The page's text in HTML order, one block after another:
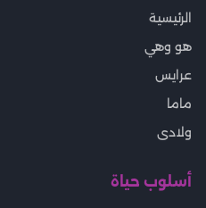
الرئيسية
هو وهي
عرايس
ماما
ولادى
أسلوب حياة